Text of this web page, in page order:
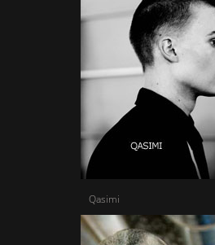
Qasimi